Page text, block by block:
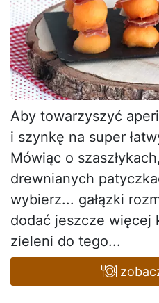
Aby towarzyszyć
i szynkę na super
Mówiąc o
drewnianych
wybierz... gałązki
dodać jeszcze więcej
zieleni do tego...